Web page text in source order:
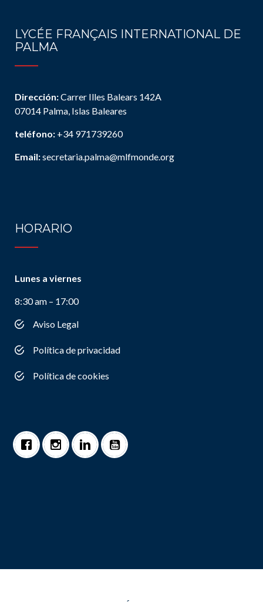
LYCÉE FRANÇAIS INTERNATIONAL DE
PALMA
Dirección:Carrer Illes Balears 142A
07014 Palma, Islas Baleares
teléfono: +34 971739260
Email:secretaria.palma@mlfmonde.org
HORARIO
Lunes a viernes
8:30 am – 17:00
Aviso Legal
Política de privacidad
Política de cookies